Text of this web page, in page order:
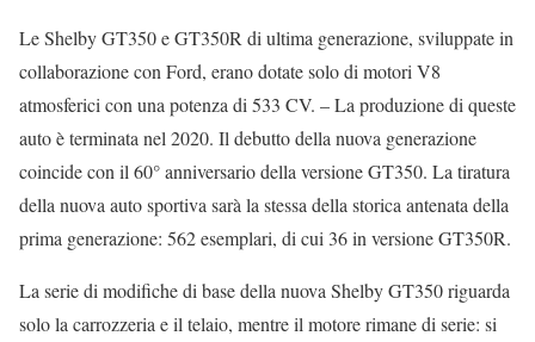
Le Shelby GT350 e GT350R di ultima generazione, sviluppate in
collaborazione con Ford, erano dotate solo di motori V8
atmosferici con una potenza di 533 CV. – La produzione di queste
auto è terminata nel 2020. Il debutto della nuova generazione
coincide con il 60° anniversario della versione GT350. La tiratura
della nuova auto sportiva sarà la stessa della storica antenata della
prima generazione: 562 esemplari, di cui 36 in versione GT350R.
La serie di modifiche di base della nuova Shelby GT350 riguarda
solo la carrozzeria e il telaio, mentre il motore rimane di serie: si